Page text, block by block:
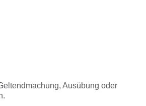
Ausübung oder